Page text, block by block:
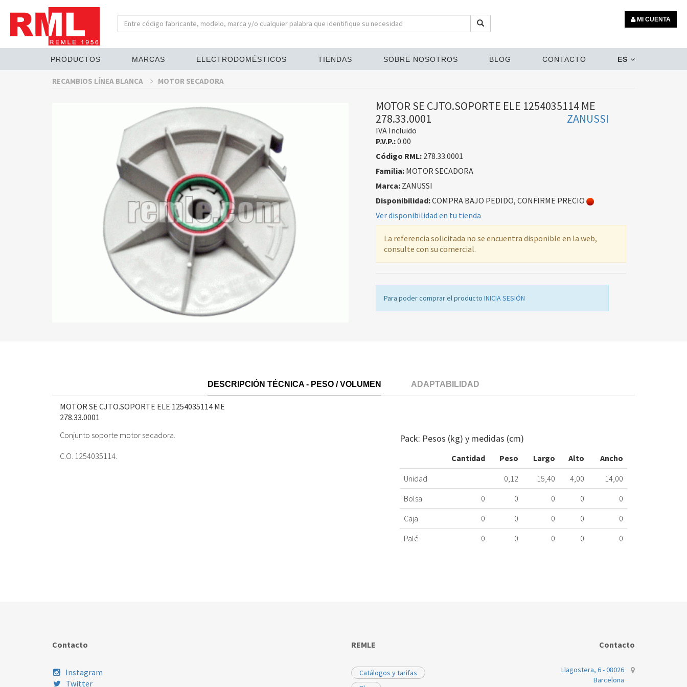
MI CUENTA
PRODUCTOS MARCAS ELECTRODOMÉSTICOS TIENDAS SOBRE NOSOTROS BLOG CONTACTO ES
RECAMBIOS LÍNEA BLANCA MOTOR SECADORA
MOTOR SE CJTO.SOPORTE ELE 1254035114 ME
278.33.0001
ZANUSSI
IVA Incluido
P.V.P.:0.00
Código RML:278.33.0001
Familia:MOTOR SECADORA
Marca:ZANUSSI
Disponibilidad:COMPRA BAJO PEDIDO, CONFIRME PRECIO
Ver disponibilidad en tu tienda
La referencia solicitada no se encuentra disponible en la web,
consulte con su comercial.
Para poder comprar el producto INICIA SESIÓN
DESCRIPCIÓN TÉCNICA - PESO / VOLUMEN ADAPTABILIDAD
MOTOR SE CJTO.SOPORTE ELE 1254035114 ME
278.33.0001
Conjunto soporte motor secadora.
C.O. 1254035114.
Pack: Pesos (kg) y medidas (cm)
Cantidad Peso Largo Alto
Ancho
Unidad
0,12 15,40 4,00
14,00
Bolsa
0 0 0 0
0
Caja
0 0 0 0
0
Palé
0 0 0 0 0
Contacto
Instagram
Twitter
REMLE
Catálogos y tarifas
Contacto
Llagostera, 6 - 08026
Barcelona